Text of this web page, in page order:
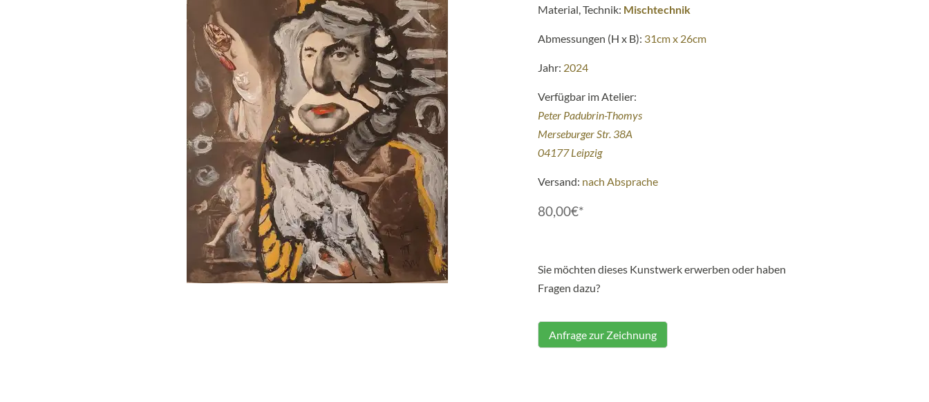
Material, Technik: Mischtechnik
Abmessungen (H x B): 31cm x 26cm
Jahr: 2024
Verfügbar im Atelier:
Peter Padubrin-Thomys
Merseburger Str. 38A
04177 Leipzig
Versand: nach Absprache
80,00€*
Sie möchten dieses Kunstwerk erwerben oder haben
Fragen dazu?
Anfrage zur Zeichnung